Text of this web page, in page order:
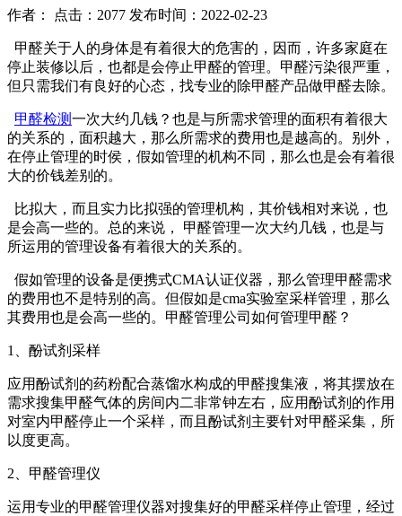
作者： 点击：2077 发布时间：2022-02-23
甲醛关于人的身体是有着很大的危害的，因而，许多家庭在
停止装修以后，也都是会停止甲醛的管理。甲醛污染很严重，
但只需我们有良好的心态，找专业的除甲醛产品做甲醛去除。
甲醛检测一次大约几钱？也是与所需求管理的面积有着很大
的关系的，面积越大，那么所需求的费用也是越高的。别外，
在停止管理的时侯，假如管理的机构不同，那么也是会有着很
大的价钱差别的。
比拟大，而且实力比拟强的管理机构，其价钱相对来说，也
是会高一些的。总的来说， 甲醛管理一次大约几钱，也是与
所运用的管理设备有着很大的关系的。
假如管理的设备是便携式CMA认证仪器，那么管理甲醛需求
的费用也不是特别的高。但假如是cma实验室采样管理，那么
其费用也是会高一些的。甲醛管理公司如何管理甲醛？
1、酚试剂采样
应用酚试剂的药粉配合蒸馏水构成的甲醛搜集液，将其摆放在
需求搜集甲醛气体的房间内二非常钟左右，应用酚试剂的作用
对室内甲醛停止一个采样，而且酚试剂主要针对甲醛采集，所
以度更高。
2、甲醛管理仪
运用专业的甲醛管理仪器对搜集好的甲醛采样停止管理，经过